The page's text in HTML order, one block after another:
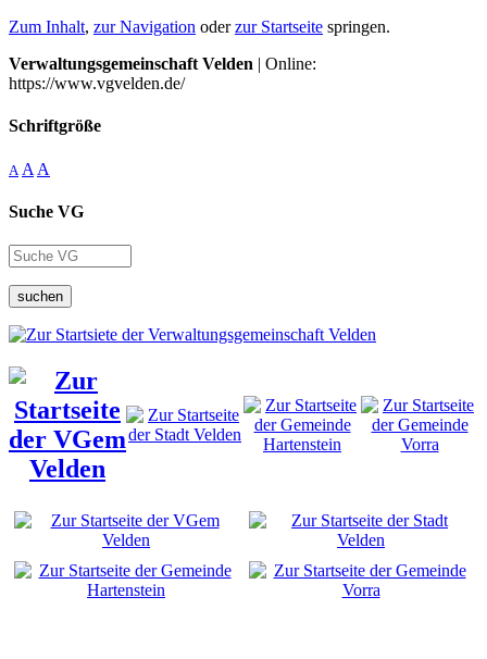
Zum Inhalt, zur Navigation oderzur Startseite springen.
Verwaltungsgemeinschaft Velden | Online:
https://www.vgvelden.de/
Schriftgröße
A A A
Suche VG
suchen